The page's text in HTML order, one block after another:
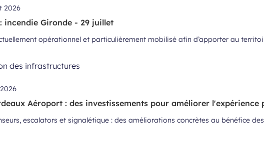
2026
incendie Gironde - 29 juillet
opérationnel et particulièrement mobilisé afin d’apporter au
Aéroport : des investissements pour améliorer l'expérience
escalators et signalétique : des améliorations concrètes au bénéfice